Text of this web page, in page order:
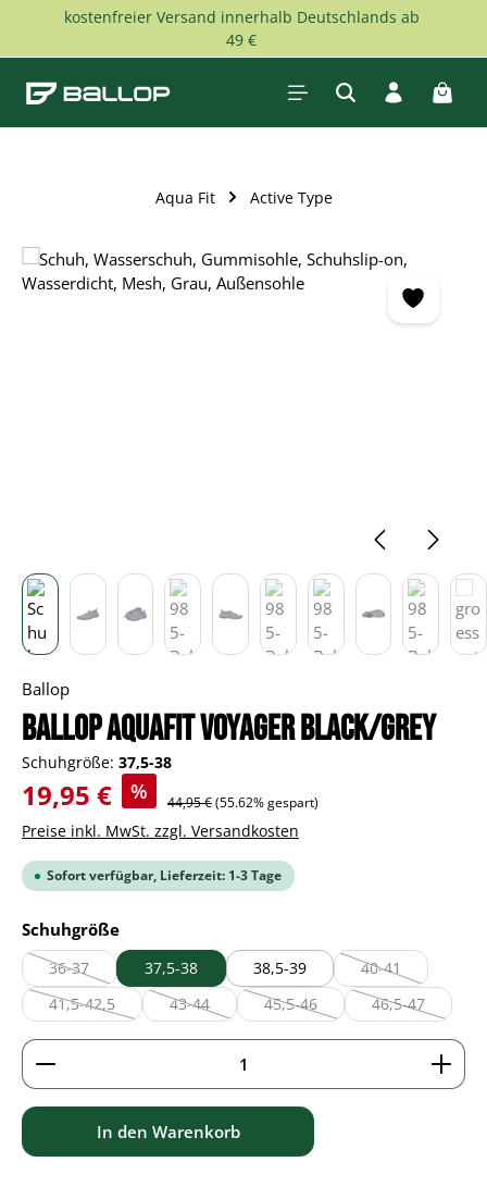
Zum Hauptinhalt springen
kostenfreier Versand innerhalb Deutschlands ab
49 €
Aqua Fit Active Type
Bildergalerie überspringen
Ballop
BALLOP Aquafit Voyager black/grey
Schuhgröße: 37,5-38
Verkaufspreis:
19,95 € % Regulärer Preis:
44,95 €(55.62% gespart)
Preise inkl. MwSt. zzgl. Versandkosten
Sofort verfügbar, Lieferzeit: 1-3 Tage
Schuhgrößeauswählen
36-37
(Diese Option ist zurzeit nicht verfügbar.)
37,5-38 38,5-39 40-41
(Diese Option
41,5-42,5
(Diese Option ist zurzeit nicht verfügbar.)
43-44
(Diese Option ist zurzeit nicht verfügbar.)
45,5-46
(Diese Option ist zurzeit nicht
46,5-47
(Diese Option
Produkt Anzahl: Gib den gewünschten Wert ein
In den Warenkorb